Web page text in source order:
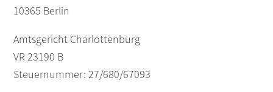
10365 Berlin
Amtsgericht Charlottenburg
VR 23190 B
Steuernummer: 27/680/67093